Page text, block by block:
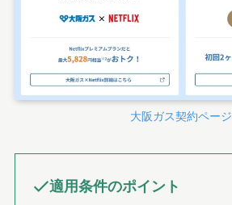
大阪ガス契約ページ
適用条件のポイント